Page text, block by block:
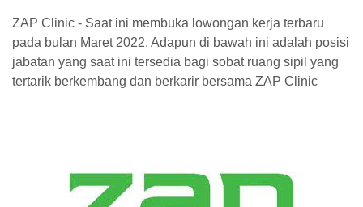
ZAP Clinic - Saat ini membuka lowongan kerja terbaru
pada bulan Maret 2022. Adapun di bawah ini adalah posisi
jabatan yang saat ini tersedia bagi sobat ruang sipil yang
tertarik berkembang dan berkarir bersama ZAP Clinic